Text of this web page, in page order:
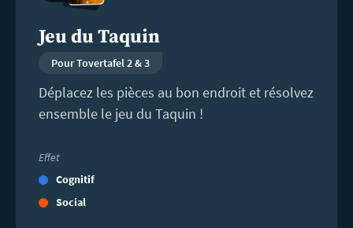
Jeu du Taquin
Pour Tovertafel 2 & 3
Déplacez les pièces au bon endroit et résolvez
ensemble le jeu du Taquin !
Effet
Cognitif
Social